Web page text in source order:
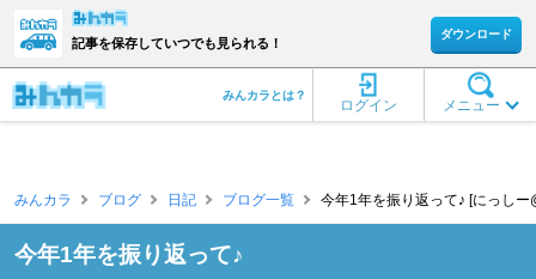
記事を保存していつでも見られる！
ダウンロード
メニュー
ログイン
みんカラとは？
みんカラ ブログ 日記 ブログ一覧 今年1年を振り返って♪ [にっしー
今年1年を振り返って♪